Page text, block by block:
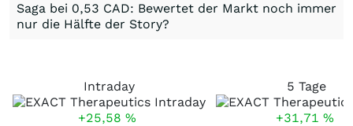
Saga bei 0,53 CAD: Bewertet der Markt noch immer
nur die Hälfte der Story?
Intraday
+25,58 %
5 Tage
+31,71 %